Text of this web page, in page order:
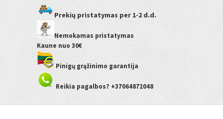
Prekių pristatymas per 1-2 d.d.
Nemokamas pristatymas
Kaune nuo 30€
Pinigų grąžinimo garantija
Reikia pagalbos? +37064872048